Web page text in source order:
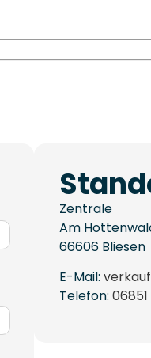
Zentrale
Am
66606 Bliesen
E-Mail:
Telefon: